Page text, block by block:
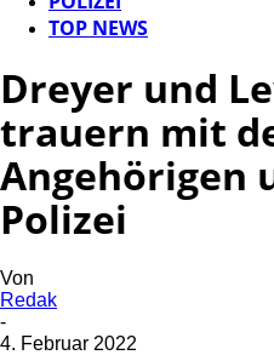
TOP NEWS
Dreyer und
trauern mit
Angehörigen
Polizei
Von
Redak
-
4. Februar 2022